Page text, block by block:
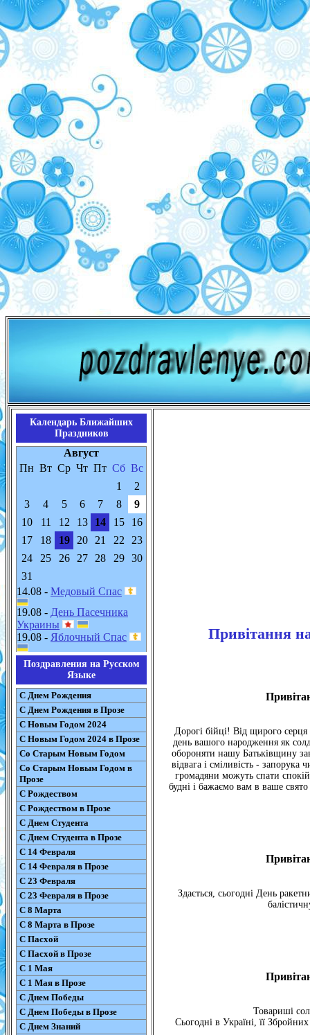
Календарь Ближайших
Праздников
Август
Пн Вт Ср Чт Пт Сб Вс
1
2
3
4 5 6 7 8
9
10
11 12 13 14 15
16
17
18 19 20 21 22
23
24
25 26 27 28 29
30
31
14.08 - Медовый Спас
19.08 - День Пасечника
Украины
19.08 - Яблочный Спас
Поздравления на Русском
Языке
С Днем Рождения
С Днем Рождения в Прозе
С Новым Годом 2024
С Новым Годом 2024 в Прозе
Со Старым Новым Годом
Со Старым Новым Годом в
Прозе
С Рождеством
С Рождеством в Прозе
С Днем Студента
С Днем Студента в Прозе
С 14 Февраля
С 14 Февраля в Прозе
С 23 Февраля
С 23 Февраля в Прозе
С 8 Марта
С 8 Марта в Прозе
С Пасхой
С Пасхой в Прозе
С 1 Мая
С 1 Мая в Прозе
С Днем Победы
С Днем Победы в Прозе
С Днем Знаний
Привітання
Дорогі бійці! Від щирого
день вашого народження як
обороняти нашу Батьківщину
відвага і сміливість -
громадяни можуть спати
будні і бажаємо вам в ваше
Здається, сьогодні День
Товариші
Сьогодні в Україні, її